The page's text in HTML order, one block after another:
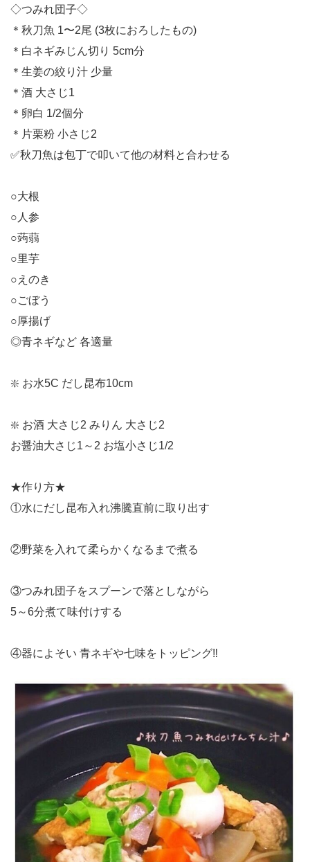
◇つみれ団子◇
＊秋刀魚 1〜2尾 (3枚におろしたもの)
＊白ネギみじん切り 5cm分
＊生姜の絞り汁 少量
＊酒 大さじ1
＊卵白 1/2個分
＊片栗粉 小さじ2
✅秋刀魚は包丁で叩いて他の材料と合わせる
○大根
○人参
○蒟蒻
○里芋
○えのき
○ごぼう
○厚揚げ
◎青ネギなど 各適量
❇️ お水5C だし昆布10cm
❇️ お酒 大さじ2 みりん 大さじ2
お醤油大さじ1～2 お塩小さじ1/2
★作り方★
①水にだし昆布入れ沸騰直前に取り出す
②野菜を入れて柔らかくなるまで煮る
③つみれ団子をスプーンで落としながら
5～6分煮て味付けする
④器によそい 青ネギや七味をトッピング‼️